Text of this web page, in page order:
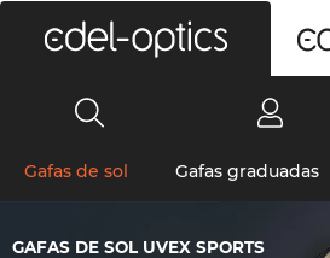
Gafas de sol Gafas graduadas
GAFAS DE SOL UVEX SPORTS